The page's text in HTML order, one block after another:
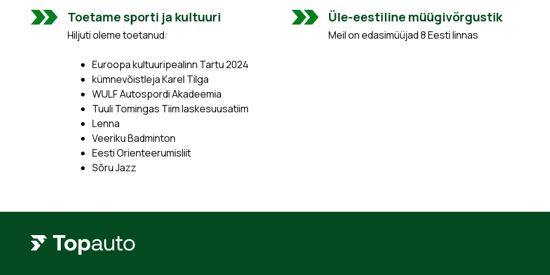
Toetame sporti ja kultuuri
Hiljuti oleme toetanud:
Euroopa kultuuripealinn Tartu 2024
kümnevõistleja Karel Tilga
WULF Autospordi Akadeemia
Tuuli Tomingas Tiim laskesuusatiim
Lenna
Veeriku Badminton
Eesti Orienteerumisliit
Sõru Jazz
Üle-eestiline müügivõrgustik
Meil on edasimüüjad 8 Eesti linnas